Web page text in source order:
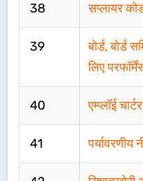
38 सप्लायर
39
बोर्ड, बोर्ड
लिए
40 एम्प्लॉई
41 पर्यावरणीय